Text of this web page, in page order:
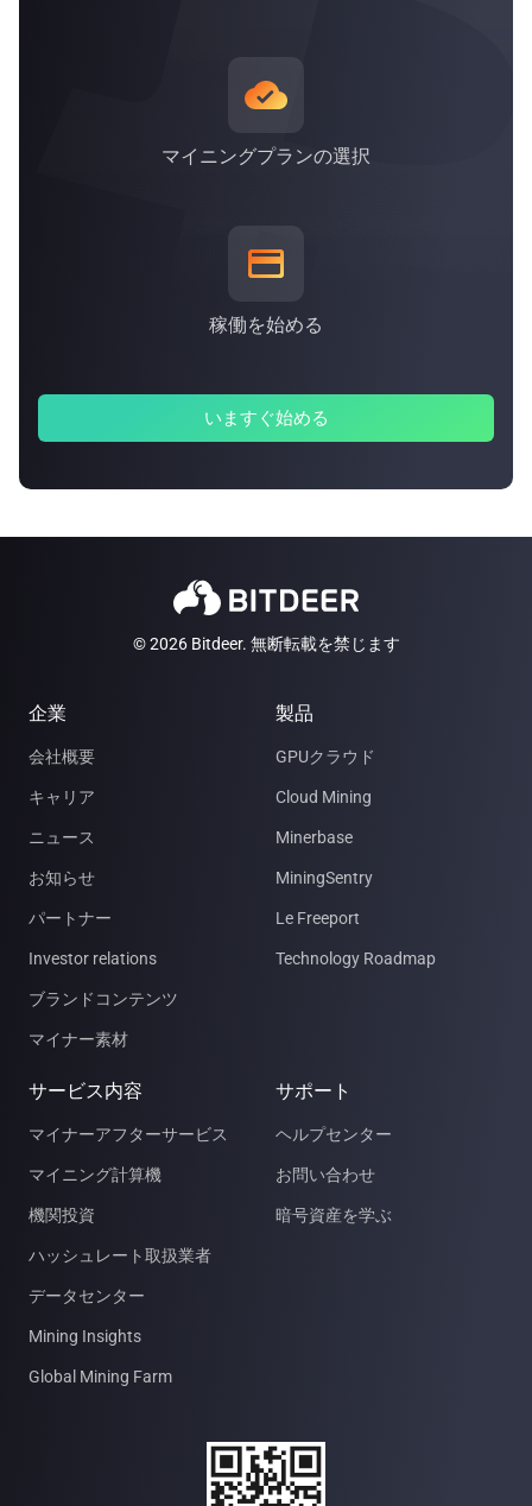
マイニングプランの選択
稼働を始める
いますぐ始める
© 2026 Bitdeer. 無断転載を禁じます
企業
会社概要
キャリア
ニュース
お知らせ
パートナー
Investor relations
ブランドコンテンツ
マイナー素材
製品
GPUクラウド
Cloud Mining
Minerbase
MiningSentry
Le Freeport
Technology Roadmap
サービス内容
マイナーアフターサービス
マイニング計算機
機関投資
ハッシュレート取扱業者
データセンター
Mining Insights
Global Mining Farm
サポート
ヘルプセンター
お問い合わせ
暗号資産を学ぶ